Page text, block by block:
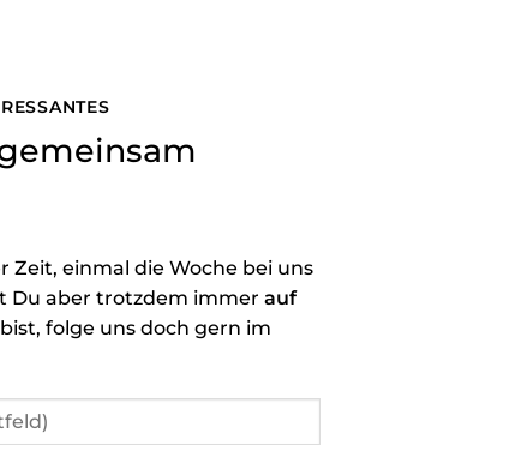
einmal die Woche bei uns
Du aber trotzdem immer auf
bist, folge uns doch gern im